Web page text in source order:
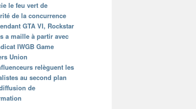
le feu vert de
de la concurrence
GTA VI, Rockstar
a maille à partir avec
IWGB Game
Union
relèguent les
au second plan
de